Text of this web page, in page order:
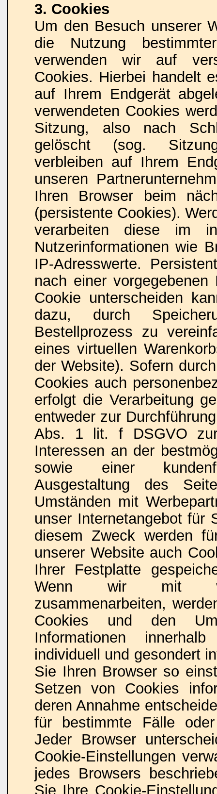
3. Cookies
Um den Besuch unserer
die Nutzung
verwenden wir auf
Cookies. Hierbei handelt
auf Ihrem Endgerät
verwendeten Cookies
Sitzung, also nach
gelöscht (sog.
verbleiben auf Ihrem
unseren
Ihren Browser beim
(persistente Cookies).
verarbeiten diese im
Nutzerinformationen wie
IP-Adresswerte.
nach einer
Cookie unterscheiden
dazu, durch
Bestellprozess zu
eines virtuellen
der Website). Sofern
Cookies auch
erfolgt die Verarbeitung
entweder zur
Abs. 1 lit. f DSGVO zur
Interessen an der
sowie einer
Ausgestaltung des
Umständen mit
unser Internetangebot für
diesem Zweck werden
unserer Website auch
Ihrer Festplatte
Wenn wir mit
zusammenarbeiten,
Cookies und den
Informationen
individuell und gesondert
Sie Ihren Browser so
Setzen von Cookies
deren Annahme
für bestimmte Fälle
Jeder Browser
Cookie-Einstellungen
jedes Browsers
Sie Ihre Cookie-